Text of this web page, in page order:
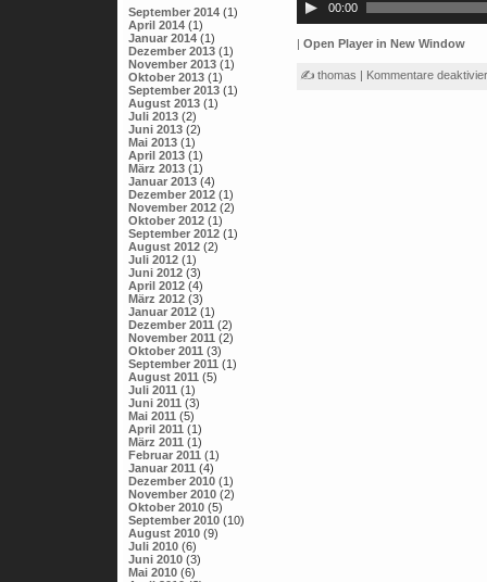
September 2014(1)
April 2014(1)
Januar 2014(1)
Dezember 2013(1)
November 2013(1)
Oktober 2013(1)
September 2013(1)
August 2013(1)
Juli 2013(2)
Juni 2013(2)
Mai 2013(1)
April 2013(1)
März 2013(1)
Januar 2013(4)
Dezember 2012(1)
November 2012(2)
Oktober 2012(1)
September 2012(1)
August 2012(2)
Juli 2012(1)
Juni 2012(3)
April 2012(4)
März 2012(3)
Januar 2012(1)
Dezember 2011 (2)
November 2011 (2)
Oktober 2011 (3)
September 2011 (1)
August 2011 (5)
Juli 2011 (1)
Juni 2011 (3)
Mai 2011 (5)
April 2011 (1)
März 2011 (1)
Februar 2011 (1)
Januar 2011 (4)
Dezember 2010(1)
November 2010(2)
Oktober 2010(5)
September 2010(10)
August 2010(9)
Juli 2010(6)
Juni 2010(3)
Mai 2010(6)
00:00
| Open Player in New Window
✍ thomas | Kommentare